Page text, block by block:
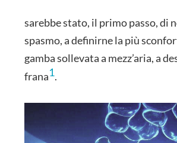
sarebbe stato, il primo passo, di
spasmo, a definirne la più
gamba sollevata a mezz’aria, a
frana1.